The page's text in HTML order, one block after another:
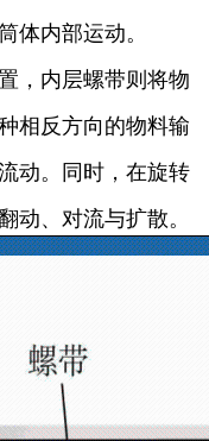
体内部运动。
，内层螺带则将物
相反方向的物料输
动。同时，在旋转
动、对流与扩散。